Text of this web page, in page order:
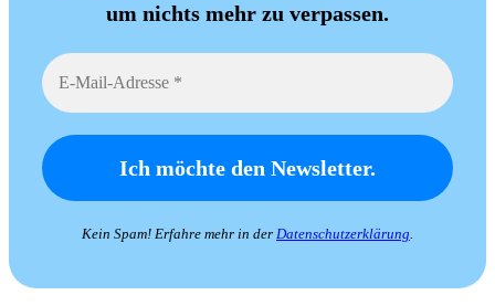
um nichts mehr zu verpassen.
Kein Spam! Erfahre mehr in der Datenschutzerklärung.